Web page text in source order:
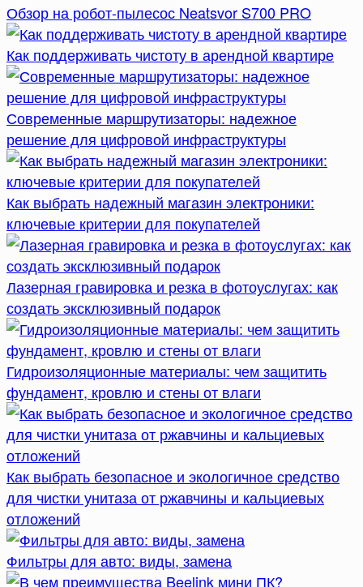
Обзор на робот-пылесос Neatsvor S700 PRO
Как поддерживать чистоту в арендной квартире
Современные маршрутизаторы: надежное
решение для цифровой инфраструктуры
Как выбрать надежный магазин электроники:
ключевые критерии для покупателей
Лазерная гравировка и резка в фотоуслугах: как
создать эксклюзивный подарок
Гидроизоляционные материалы: чем защитить
фундамент, кровлю и стены от влаги
Как выбрать безопасное и экологичное средство
для чистки унитаза от ржавчины и кальциевых
отложений
Фильтры для авто: виды, замена